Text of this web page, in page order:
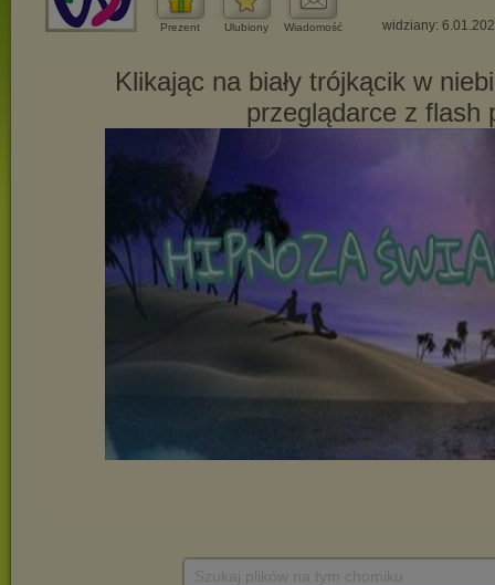
Prezent Ulubiony Wiadomość widziany: